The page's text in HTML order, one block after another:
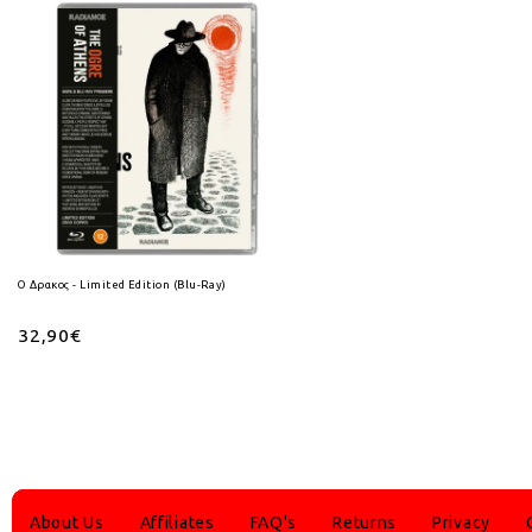
Ο Δρακος - Limited Edition (Blu-Ray)
32,90€
About Us Affiliates FAQ's Returns Privacy